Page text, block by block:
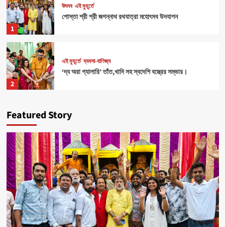
1
উৎসব এই মুহূর্তে
পোস্তা শ্রী শ্রী জগন্নাথ রথযাত্রা মহোৎসব উদযাপন
2
এই মুহূর্তে ব্যবসা-বাণিজ্য
‘দ্য অরা গ্যালারি’ তাঁত,খাদি সহ স্বদেশি বস্ত্রের সম্ভার।
3
Health
4
Sports এই মুহূর্তে
মহিলাদের আত্মনির্ভরতা রক্ষার জন্য বিশেষ ক্যাম্পের ব্যবস্থা।
উৎসব এই মুহূর্তে
Featured Story